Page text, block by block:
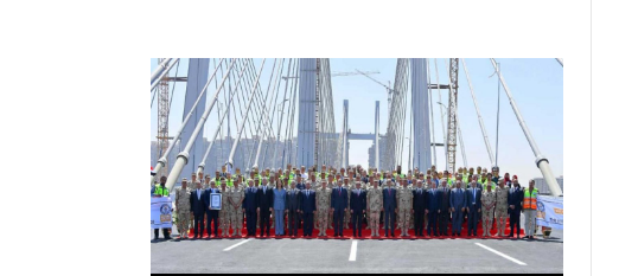
الرئيس عبد الفتاح السيسي يفتتح محور روض
الفرج وكوبري تحيا مصر